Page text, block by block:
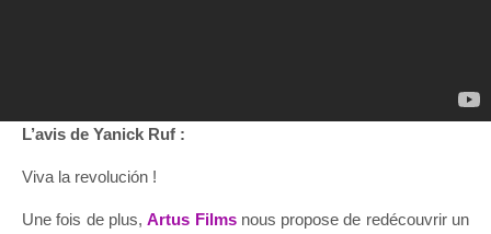
L’avis de Yanick Ruf :
Viva la revolución !
Une fois de plus,Artus Films nous propose de redécouvrir un